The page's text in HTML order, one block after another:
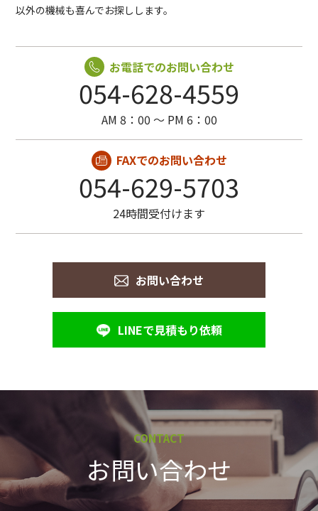
以外の機械も喜んでお探しします。
お電話でのお問い合わせ
054-628-4559
AM 8：00 〜 PM 6：00
FAXでのお問い合わせ
054-629-5703
24時間受付けます
お問い合わせ
LINEで見積もり依頼
CONTACT
お問い合わせ